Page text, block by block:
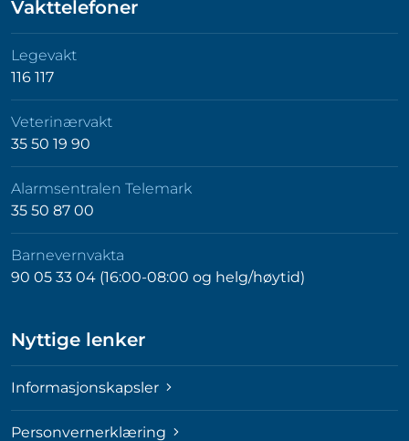
Vakttelefoner
Legevakt
116 117
Veterinærvakt
35 50 19 90
Alarmsentralen Telemark
35 50 87 00
Barnevernvakta
90 05 33 04 (16:00-08:00 og helg/høytid)
Nyttige lenker
Informasjonskapsler
Personvernerklæring